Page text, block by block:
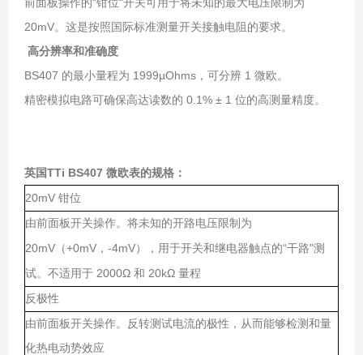
20mV。这是按照国际标准测量开关接触电阻的要求。
高分辨率和准确度
BS407 的最小量程为 1999µOhms，可分辨 1 微欧。
精密模拟电路可确保高达读数的 0.1% ± 1 位的高测量精度。
英国TTi BS407 微欧表的规格：
20mV 钳位
由前面板开关操作。将未知的开路电压限制为
20mV（+0mV， -4mV），用于开关和继电器触点的“干路"测
试。不适用于2000Ω 和 20kΩ 量程
反极性
由前面板开关操作。反转测试电流的极性，从而能够检测和量
化热电动势效应